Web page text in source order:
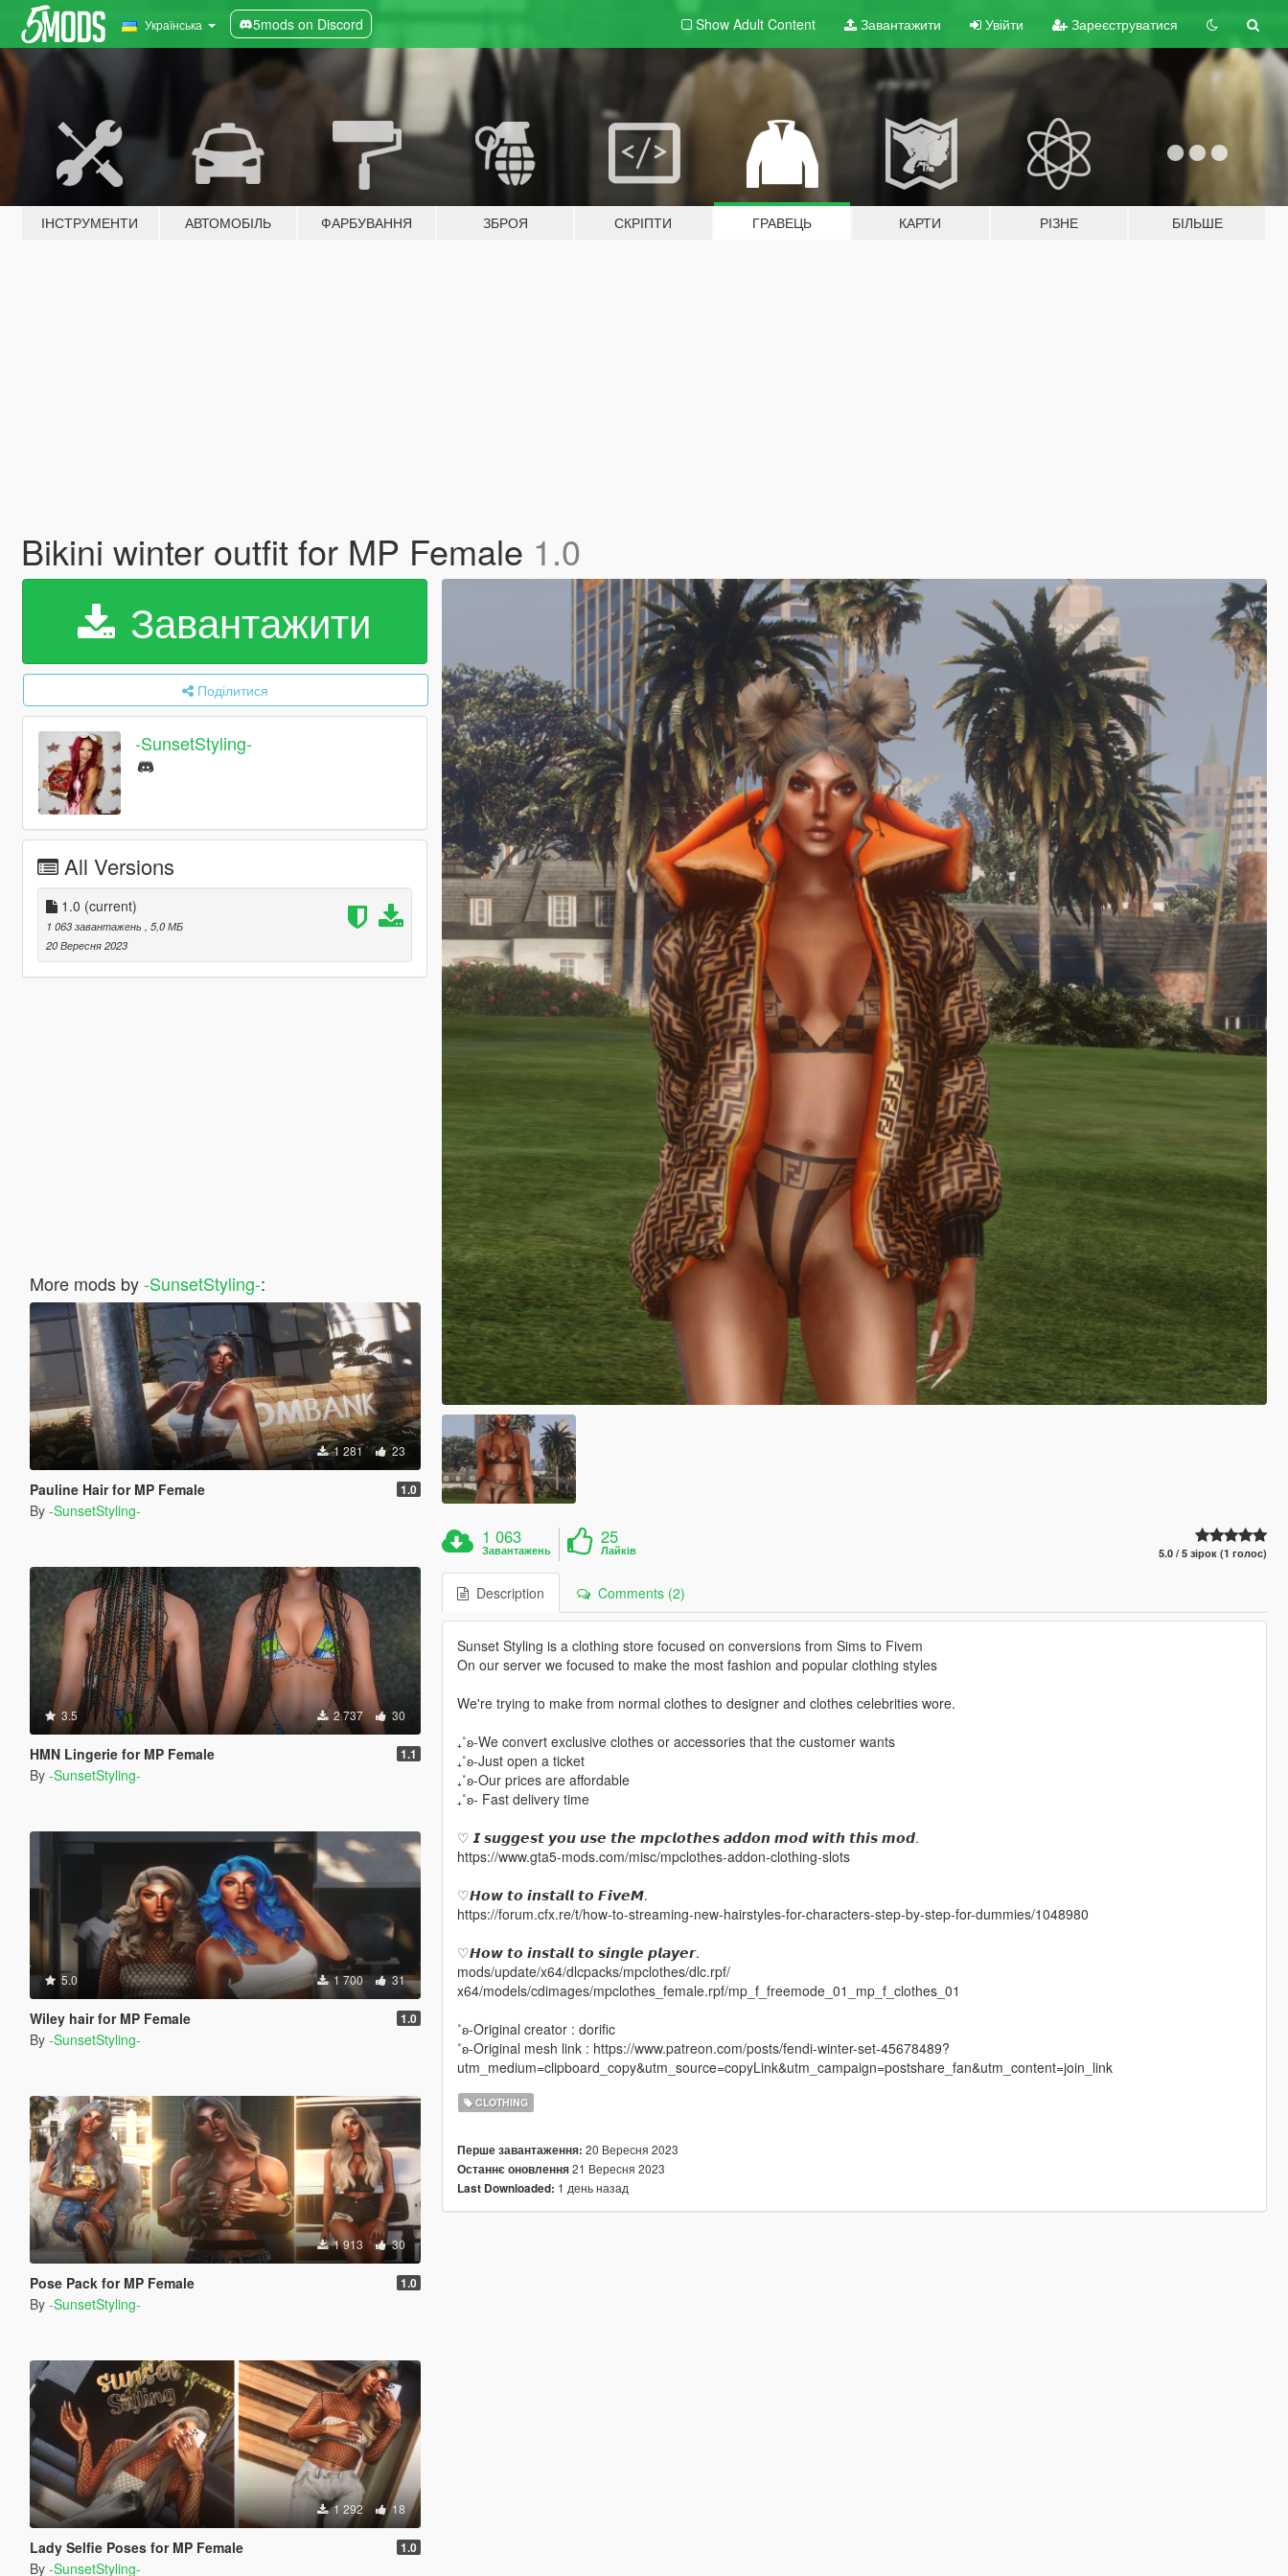
Українська 5mods on Discord Show Adult Content Завантажити Увійти Зареєструватися
ІНСТРУМЕНТИ АВТОМОБІЛЬ ФАРБУВАННЯ ЗБРОЯ СКРІПТИ ГРАВЕЦЬ КАРТИ РІЗНЕ БІЛЬШЕ
Bikini winter outfit for MP Female 1.0
Завантажити
Поділитися
-SunsetStyling-
All Versions
1.0 (current)
1 063 завантажень
, 5,0 МБ
20 Вересня 2023
More mods by-SunsetStyling-:
1 281 23
Pauline Hair for MP Female 1.0
By -SunsetStyling-
3.5 2 737 30
HMN Lingerie for MP Female 1.1
By -SunsetStyling-
5.0 1 700 31
Wiley hair for MP Female 1.0
By -SunsetStyling-
1 913 30
Pose Pack for MP Female 1.0
By -SunsetStyling-
1 292 18
Lady Selfie Poses for MP Female 1.0
By -SunsetStyling-
1 063
Завантажень
25
Лайків 5.0 / 5 зірок (1 голос)
Description Comments (2)
Sunset Styling is a clothing store focused on conversions from Sims to Fivem
On our server we focused to make the most fashion and popular clothing styles
We're trying to make from normal clothes to designer and clothes celebrities wore.
₊˚ʚ-We convert exclusive clothes or accessories that the customer wants
₊˚ʚ-Just open a ticket
₊˚ʚ-Our prices are affordable
₊˚ʚ- Fast delivery time
♡ 𝙄 𝙨𝙪𝙜𝙜𝙚𝙨𝙩 𝙮𝙤𝙪 𝙪𝙨𝙚 𝙩𝙝𝙚 𝙢𝙥𝙘𝙡𝙤𝙩𝙝𝙚𝙨 𝙖𝙙𝙙𝙤𝙣 𝙢𝙤𝙙 𝙬𝙞𝙩𝙝 𝙩𝙝𝙞𝙨 𝙢𝙤𝙙.
https://www.gta5-mods.com/misc/mpclothes-addon-clothing-slots
♡𝙃𝙤𝙬 𝙩𝙤 𝙞𝙣𝙨𝙩𝙖𝙡𝙡 𝙩𝙤 𝙁𝙞𝙫𝙚𝙈.
https://forum.cfx.re/t/how-to-streaming-new-hairstyles-for-characters-step-by-step-for-dummies/1048980
♡𝙃𝙤𝙬 𝙩𝙤 𝙞𝙣𝙨𝙩𝙖𝙡𝙡 𝙩𝙤 𝙨𝙞𝙣𝙜𝙡𝙚 𝙥𝙡𝙖𝙮𝙚𝙧.
mods/update/x64/dlcpacks/mpclothes/dlc.rpf/
x64/models/cdimages/mpclothes_female.rpf/mp_f_freemode_01_mp_f_clothes_01
˚ʚ-Original creator : dorific
˚ʚ-Original mesh link : https://www.patreon.com/posts/fendi-winter-set-45678489?
utm_medium=clipboard_copy&utm_source=copyLink&utm_campaign=postshare_fan&utm_content=join_link
CLOTHING
Перше завантаження: 20 Вересня 2023
Останнє оновлення21 Вересня 2023
Last Downloaded: 1 день назад